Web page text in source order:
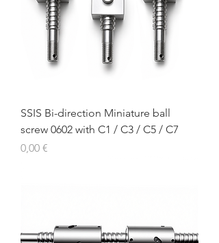
SSIS Bi-direction Miniature ball
screw 0602 with C1 / C3 / C5 / C7
Цена
0,00 €